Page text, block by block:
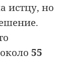
истцу, но
55